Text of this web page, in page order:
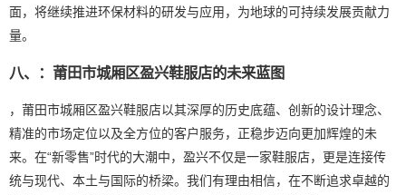
面，将继续推进环保材料的研发与应用，为地球的可持续发展贡献力
量。
八、：莆田市城厢区盈兴鞋服店的未来蓝图
，莆田市城厢区盈兴鞋服店以其深厚的历史底蕴、创新的设计理念、
精准的市场定位以及全方位的客户服务，正稳步迈向更加辉煌的未
来。在“新零售”时代的大潮中，盈兴不仅是一家鞋服店，更是连接传
统与现代、本土与国际的桥梁。我们有理由相信，在不断追求卓越的